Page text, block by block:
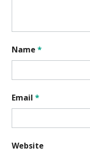
Name *
Email *
Website